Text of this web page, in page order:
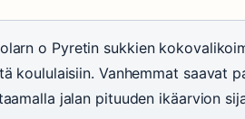
o Pyretin sukkien
koululaisiin. Vanhemmat saavat
jalan pituuden ikäarvion